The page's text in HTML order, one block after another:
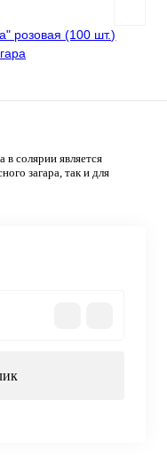
солярии является
загара, так и для